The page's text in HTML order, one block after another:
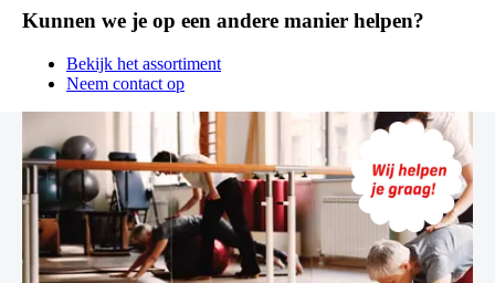
Kunnen we je op een andere manier helpen?
Bekijk het assortiment
Neem contact op